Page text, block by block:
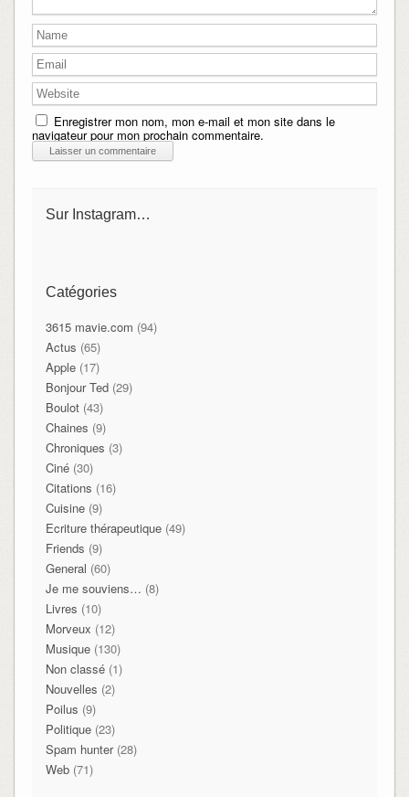
Enregistrer mon nom, mon e-mail et mon site dans le
navigateur pour mon prochain commentaire.
Sur Instagram…
Catégories
3615 mavie.com (94)
Actus (65)
Apple(17)
Bonjour Ted(29)
Boulot(43)
Chaines (9)
Chroniques (3)
Ciné(30)
Citations (16)
Cuisine(9)
Ecriture thérapeutique(49)
Friends (9)
General (60)
Je me souviens… (8)
Livres (10)
Morveux (12)
Musique(130)
Non classé(1)
Nouvelles (2)
Poilus (9)
Politique(23)
Spam hunter(28)
Web(71)